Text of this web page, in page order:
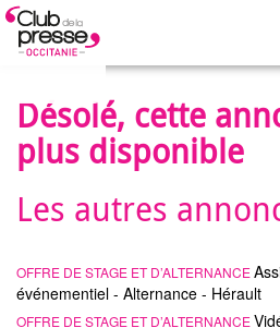
Désolé, cette
plus disponible
Les autres
OFFRE DE STAGE ET D’ALTERNANCE
événementiel - Alternance - Hérault
OFFRE DE STAGE ET D’ALTERNANCE